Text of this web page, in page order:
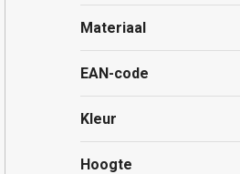
Materiaal
EAN-code
Kleur
Hoogte